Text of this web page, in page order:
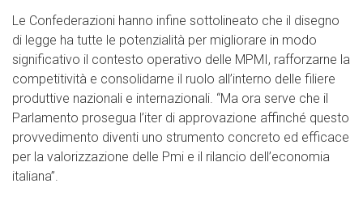
Le Confederazioni hanno infine sottolineato che il disegno
di legge ha tutte le potenzialità per migliorare in modo
significativo il contesto operativo delle MPMI, rafforzarne la
competitività e consolidarne il ruolo all’interno delle filiere
produttive nazionali e internazionali. “Ma ora serve che il
Parlamento prosegua l’iter di approvazione affinché questo
provvedimento diventi uno strumento concreto ed efficace
per la valorizzazione delle Pmi e il rilancio dell’economia
italiana”.